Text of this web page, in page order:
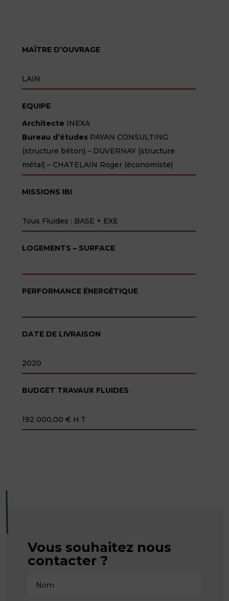
MAÎTRE D’OUVRAGE
LAIN
EQUIPE
Architecte INEXA
Bureau d’étudesPAYAN CONSULTING
(structure béton) – DUVERNAY (structure
métal) – CHATELAIN Roger (économiste)
MISSIONS IBI
Tous Fluides : BASE + EXE
LOGEMENTS – SURFACE
PERFORMANCE ÉNERGÉTIQUE
DATE DE LIVRAISON
2020
BUDGET TRAVAUX FLUIDES
192 000,00 € H.T
Vous souhaitez nous
contacter ?